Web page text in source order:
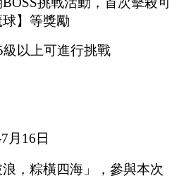
球】等獎勵
級以上可進行挑戰
月 16 日
，粽橫四海 」
，參與本次